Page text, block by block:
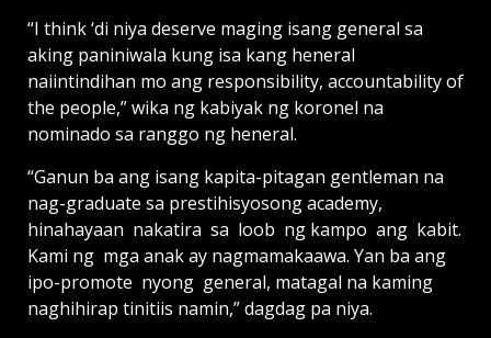
“I think ‘di niya deserve maging isang general sa
aking paniniwala kung isa kang heneral
naiintindihan mo ang responsibility, accoun­tability of
the people,” wika ng kabiyak ng koronel na
nominado sa ranggo ng heneral.
“Ganun ba ang isang kapita-pitagan gentleman na
nag-gra­duate sa prestihisyosong academy,
hinahayaan nakatira sa loob ng kampo ang kabit.
Kami ng mga anak ay nagmamakaawa. Yan ba ang
ipo-promote nyong general, matagal na kaming
naghihirap tinitiis namin,” dagdag pa niya.